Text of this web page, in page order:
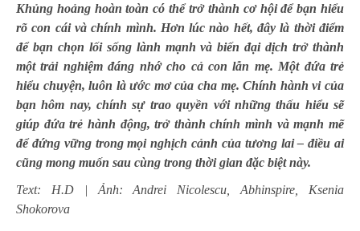
Khủng hoảng hoàn toàn có thể trở thành cơ hội để bạn hiểu
rõ con cái và chính mình. Hơn lúc nào hết, đây là thời điểm
để bạn chọn lối sống lành mạnh và biến đại dịch trở thành
một trải nghiệm đáng nhớ cho cả con lẫn mẹ. Một đứa trẻ
hiểu chuyện, luôn là ước mơ của cha mẹ. Chính hành vi của
bạn hôm nay, chính sự trao quyền với những thấu hiểu sẽ
giúp đứa trẻ hành động, trở thành chính mình và mạnh mẽ
để đứng vững trong mọi nghịch cảnh của tương lai – điều ai
cũng mong muốn sau cùng trong thời gian đặc biệt này.
Text: H.D | Ảnh: Andrei Nicolescu, Abhinspire, Ksenia
Shokorova